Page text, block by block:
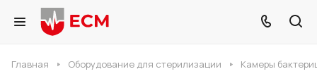
Главная Оборудование для стерилизации Камеры